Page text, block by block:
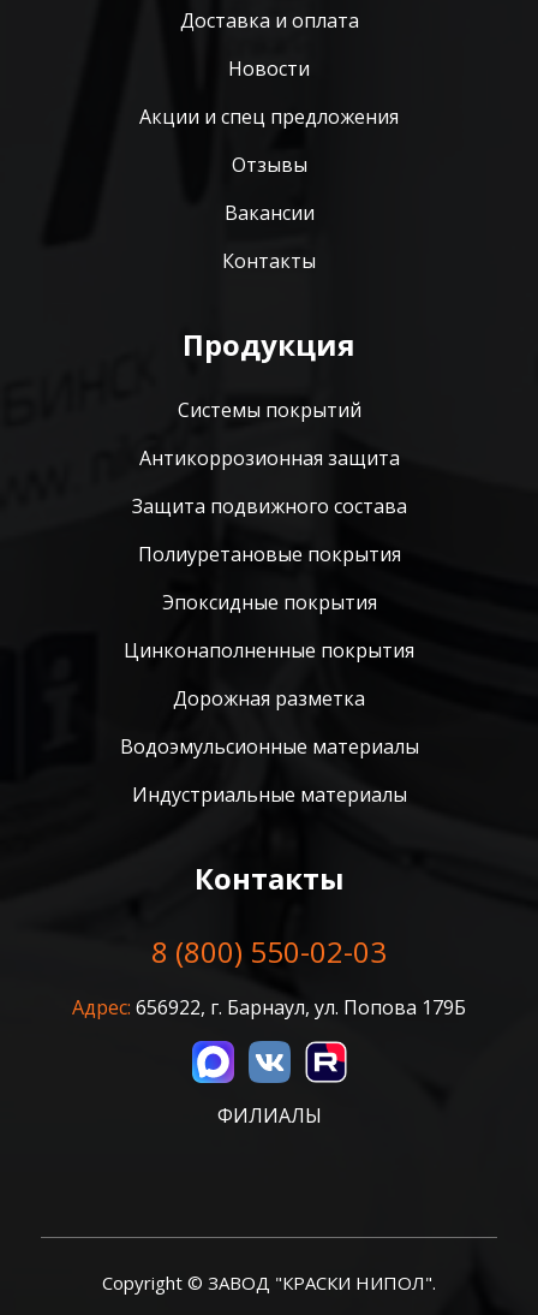
Доставка и оплата
Новости
Акции и спец предложения
Отзывы
Вакансии
Контакты
Продукция
Системы покрытий
Антикоррозионная защита
Защита подвижного состава
Полиуретановые покрытия
Эпоксидные покрытия
Цинконаполненные покрытия
Дорожная разметка
Водоэмульсионные материалы
Индустриальные материалы
Контакты
8 (800) 550-02-03
Адрес: 656922, г. Барнаул, ул. Попова 179Б
ФИЛИАЛЫ
Copyright © ЗАВОД "КРАСКИ НИПОЛ".